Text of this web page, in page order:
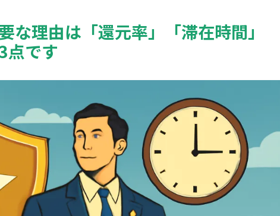
な理由は「還元率」「滞在時間」
点です